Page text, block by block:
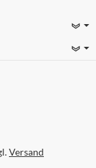
Versand